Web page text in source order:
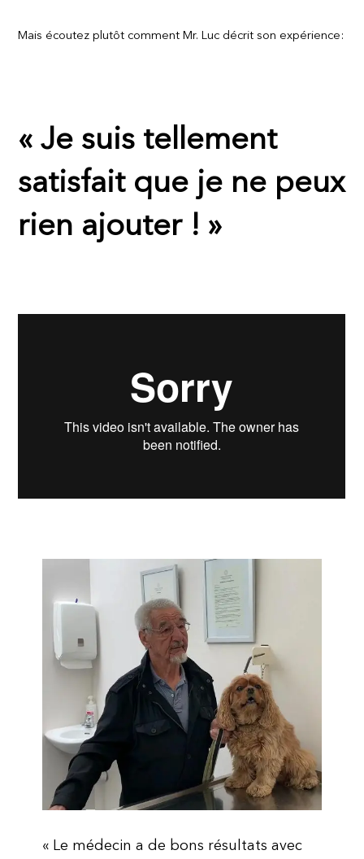
Mais écoutez plutôt comment Mr. Luc décrit son expérience:
« Je suis tellement
satisfait que je ne peux
rien ajouter ! »
« Le médecin a de bons résultats avec